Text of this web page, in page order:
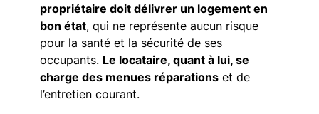
propriétaire doit délivrer un logement en
bon état, qui ne représente aucun risque
pour la santé et la sécurité de ses
occupants. Le locataire, quant à lui, se
charge des menues réparations et de
l’entretien courant.